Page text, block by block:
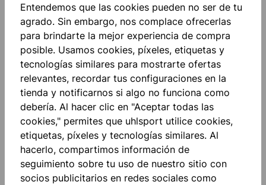
Descripción
"FOR THE PLANET" Inserciones en color de
contraste Letras impresas Cuello redondo en color
de contraste Cort…Más
Valoraciones
Entendemos que las cookies pueden no ser de tu
agrado. Sin embargo, nos complace ofrecerlas
para brindarte la mejor experiencia de compra
posible. Usamos cookies, píxeles, etiquetas y
tecnologías similares para mostrarte ofertas
relevantes, recordar tus configuraciones en la
tienda y notificarnos si algo no funciona como
debería. Al hacer clic en "Aceptar todas las
cookies," permites que uhlsport utilice cookies,
etiquetas, píxeles y tecnologías similares. Al
hacerlo, compartimos información de
seguimiento sobre tu uso de nuestro sitio con
socios publicitarios en redes sociales como